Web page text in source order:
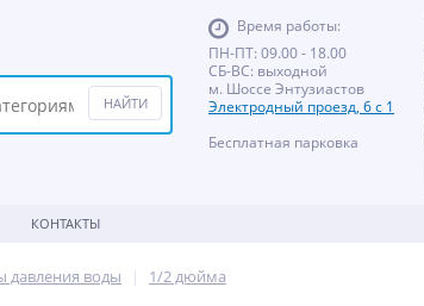
Время работы:
ПН-ПТ: 09.00 - 18.00
СБ-ВС: выходной
м. Шоссе Энтузиастов
Электродный проезд, 6 с 1
Бесплатная парковка
КОНТАКТЫ
давления воды 1/2 дюйма